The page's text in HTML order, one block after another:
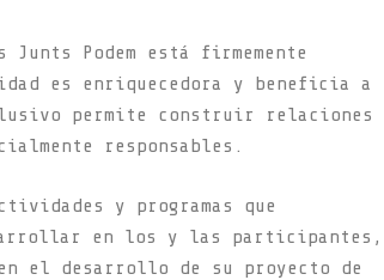
Podem está firmemente
es enriquecedora y beneficia a
permite construir relaciones
responsables.
y programas que
en los y las participantes,
el desarrollo de su proyecto de